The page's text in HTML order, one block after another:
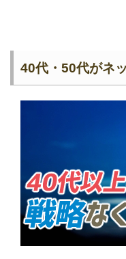
40代・50代がネ